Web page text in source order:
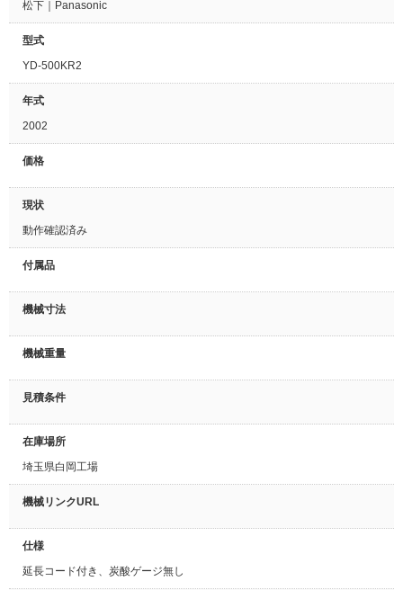
松下｜Panasonic
型式
YD-500KR2
年式
2002
価格
現状
動作確認済み
付属品
機械寸法
機械重量
見積条件
在庫場所
埼玉県白岡工場
機械リンクURL
仕様
延長コード付き、炭酸ゲージ無し